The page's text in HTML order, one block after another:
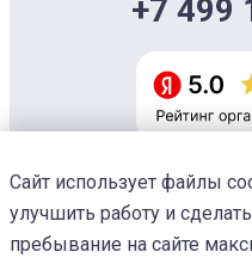
+7 499
Информация на сайте носит
офертой, не может
Изображения
Сайт использует файлы
улучшить работу и
пребывание на сайте